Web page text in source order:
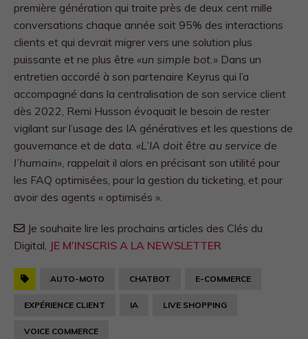
première génération qui traite près de deux cent mille
conversations chaque année soit 95% des interactions
clients et qui devrait migrer vers une solution plus
puissante et ne plus être «un simple bot.» Dans un
entretien accordé à son partenaire Keyrus qui l’a
accompagné dans la centralisation de son service client
dès 2022, Remi Husson évoquait le besoin de rester
vigilant sur l’usage des IA génératives et les questions de
gouvernance et de data. «L’IA doit être au service de
l’humain», rappelait il alors en précisant son utilité pour
les FAQ optimisées, pour la gestion du ticketing, et pour
avoir des agents « optimisés ».
Je souhaite lire les prochains articles des Clés du
Digital, JE M’INSCRIS A LA NEWSLETTER
AUTO-MOTO CHATBOT E-COMMERCE
EXPÉRIENCE CLIENT IA LIVE SHOPPING
VOICE COMMERCE